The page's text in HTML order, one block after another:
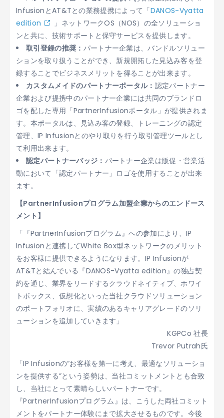
InfusionとAT&Tとの業務提携によって「DANOS-Vyatta
edition
」ネットワークOS（NOS）の全ソリューショ
ンと共に、技術サポートと保守サービスを提供します。
取引登録の推奨： パートナー企業は、バンドルソリュー
ションを取り扱うことができ、新規開拓した見込み客を登
録することでビジネスメリットを得ることが出来ます。
カスタムメイドのパートナーポータル： 認定パートナー
企業および提携中のパートナー企業には共同のブランドロ
ゴを配した専用「PartnerInfusionポータル」が提供されま
す。本ポータルは、見込み客の登録、トレーニングの認定
管理、IP Infusionとのやり取りを行う取引管理ツールとし
て利用出来ます。
認定パートナーバッジ： パートナー企業は販促・営業活
動において「認定パートナー」ロゴを使用することが出来
ます。
【PartnerInfusionプログラム加盟企業からのエンドース
メント】
「『PartnerInfusionプログラム』への参加により、IP
Infusionと連携してWhite Box型ネットワークのメリット
をお客様に提供できるようになります。IP Infusionが
AT&Tと結んでいる『DANOS-Vyatta edition』の独占契
約を通じ、業界をリードするクラウドネイティブ、ホワイ
トボックス、仮想化といった当社クラウドソリューション
のポートフォリオに、実績のあるキャリアグレードのソリ
ューションを追加していきます」
KGPCo 社長
Trevor Putrah氏
「IP Infusionの“お客様を第一に考え、最適なソリューショ
ンを提供する”という姿勢は、当社コミットメントとも合致
し、当社にとって素晴らしいパートナーです。
『PartnerInfusionプログラム』は、こうした両社コミット
メントをパートナー体験にまで拡大させるものです。今後